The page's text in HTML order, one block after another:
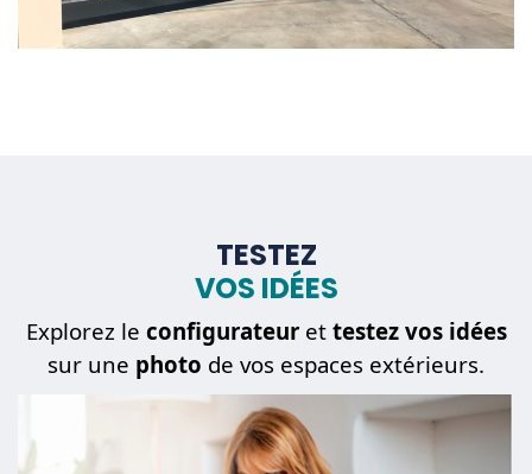
TESTEZ
VOS IDÉES
Explorez le configurateuret testez vos idées
sur une photo de vos espaces extérieurs.